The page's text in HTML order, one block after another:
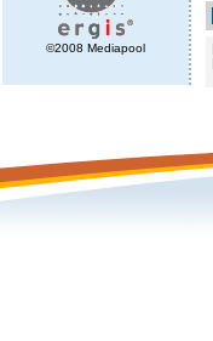
©2008 Mediapool